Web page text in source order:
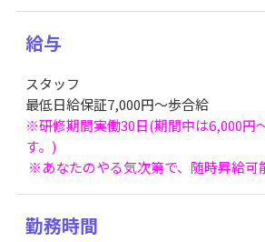
給与
スタッフ
最低日給保証7,000円〜歩合給
※研修期間実働30日(期間中は6,000円
す。)
※あなたのやる気次第で、随時昇給可
勤務時間